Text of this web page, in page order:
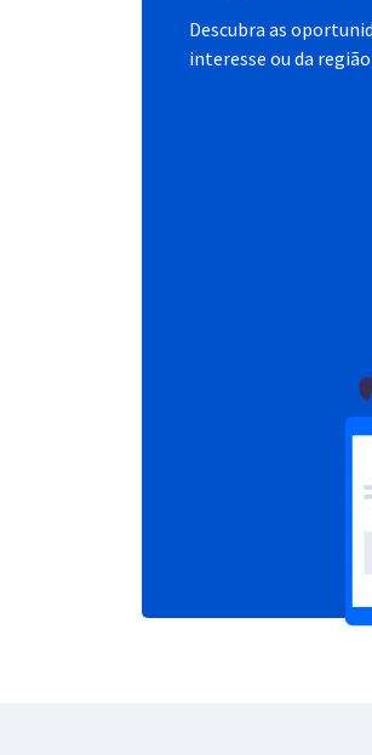
Descubra as
interesse ou da